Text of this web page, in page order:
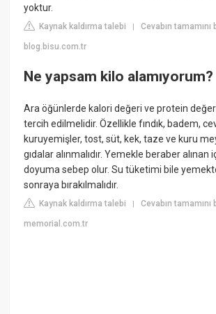
yoktur.
Kaynak kaldırma talebi |Cevabın
blog.bisu.com.tr
Ne yapsam kilo alamıyorum?
Ara öğünlerde kalori değeri ve protein
tercih edilmelidir. Özellikle fındık, badem,
kuruyemişler, tost, süt, kek, taze ve kuru
gıdalar alınmalıdır. Yemekle beraber alınan
doyuma sebep olur. Su tüketimi bile
sonraya bırakılmalıdır.
Kaynak kaldırma talebi |Cevabın
memorial.com.tr